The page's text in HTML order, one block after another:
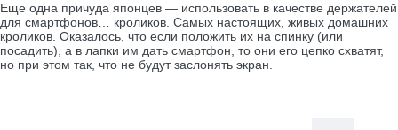
Еще одна причуда японцев — использовать в качестве держателей
для смартфонов… кроликов. Самых настоящих, живых домашних
кроликов. Оказалось, что если положить их на спинку (или
посадить), а в лапки им дать смартфон, то они его цепко схватят,
но при этом так, что не будут заслонять экран.